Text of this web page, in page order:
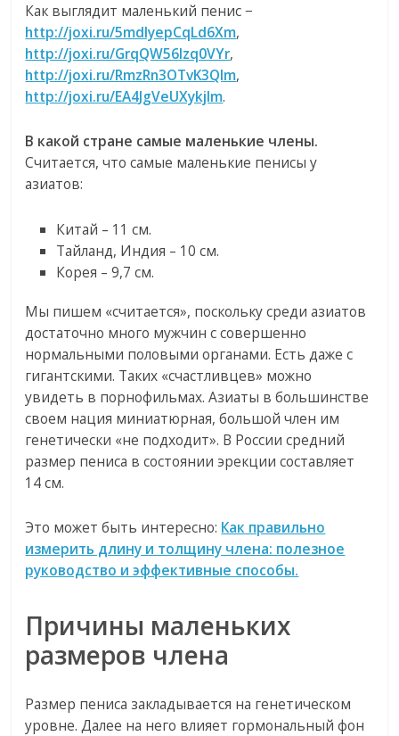
Как выглядит маленький пенис −
http://joxi.ru/5mdlyepCqLd6Xm,
http://joxi.ru/GrqQW56Izq0VYr,
http://joxi.ru/RmzRn3OTvK3Qlm,
http://joxi.ru/EA4JgVeUXykjlm.
В какой стране самые маленькие члены.
Считается, что самые маленькие пенисы у
азиатов:
Китай – 11 см.
Тайланд, Индия – 10 см.
Корея – 9,7 см.
Мы пишем «считается», поскольку среди азиатов
достаточно много мужчин с совершенно
нормальными половыми органами. Есть даже с
гигантскими. Таких «счастливцев» можно
увидеть в порнофильмах. Азиаты в большинстве
своем нация миниатюрная, большой член им
генетически «не подходит». В России средний
размер пениса в состоянии эрекции составляет
14 см.
Это может быть интересно: Как правильно
измерить длину и толщину члена: полезное
руководство и эффективные способы.
Причины маленьких
размеров члена
Размер пениса закладывается на генетическом
уровне. Далее на него влияет гормональный фон